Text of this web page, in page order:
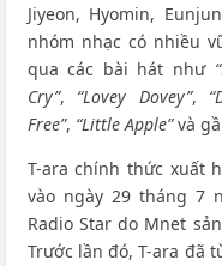
Jiyeon, Hyomin,
nhóm nhạc có nhiều
qua các bài hát như
Cry”, “Lovey Dovey”,
Free”, “Little Apple”và
T-ara chính thức xuất
vào ngày 29 tháng 7
Radio Star do Mnet
Trước lần đó, T-ara đã